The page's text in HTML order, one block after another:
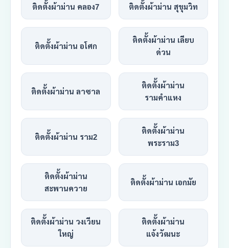
ติดตั้งผ้าม่าน คลอง7 ติดตั้งผ้าม่าน สุขุมวิท
ติดตั้งผ้าม่าน อโศก
ติดตั้งผ้าม่าน เลียบ
ด่วน
ติดตั้งผ้าม่าน ลาซาล
ติดตั้งผ้าม่าน
รามคำแหง
ติดตั้งผ้าม่าน ราม2
ติดตั้งผ้าม่าน
พระราม3
ติดตั้งผ้าม่าน
สะพานควาย
ติดตั้งผ้าม่าน เอกมัย
ติดตั้งผ้าม่าน วงเวียน
ใหญ่
ติดตั้งผ้าม่าน
แจ้งวัฒนะ